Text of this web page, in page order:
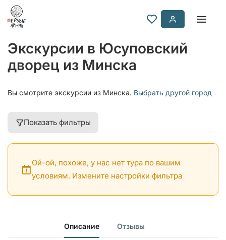
Экскурсии в Юсуповский
дворец из Минска
Вы смотрите экскурсии из Минска. Выбрать другой город
Показать фильтры
Ой-ой, похоже, у нас нет тура по вашим
условиям. Измените настройки фильтра
Описание Отзывы